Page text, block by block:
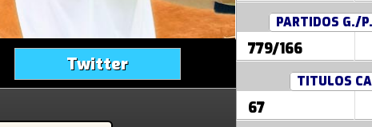
PARTIDOS G./
779/166
TITULOS
67
Twitter